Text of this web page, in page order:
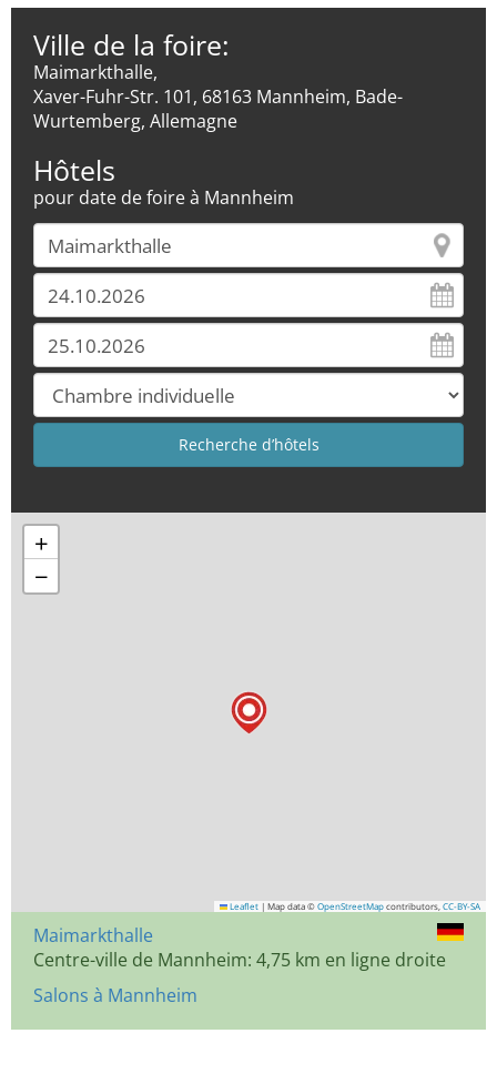
Ville de la foire:
Maimarkthalle,
Xaver-Fuhr-Str. 101, 68163 Mannheim, Bade-
Wurtemberg, Allemagne
Hôtels
pour date de foire à Mannheim
+
−
Leaflet | Map data © OpenStreetMap contributors, CC-BY-SA
Maimarkthalle
Centre-ville de Mannheim: 4,75 km en ligne droite
Salons à Mannheim